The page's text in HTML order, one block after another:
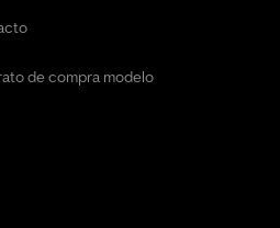
de compra modelo